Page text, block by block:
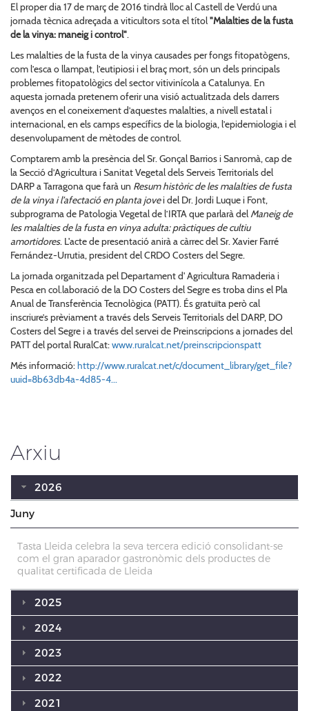
El proper dia 17 de març de 2016 tindrà lloc al Castell de Verdú una
jornada tècnica adreçada a viticultors sota el títol"Malalties de la fusta
de la vinya: maneig i control".
Les malalties de la fusta de la vinya causades per fongs fitopatògens,
com l’esca o llampat, l’eutipiosi i el braç mort, són un dels principals
problemes fitopatològics del sector vitivinícola a Catalunya. En
aquesta jornada pretenem oferir una visió actualitzada dels darrers
avenços en el coneixement d’aquestes malalties, a nivell estatal i
internacional, en els camps específics de la biologia, l’epidemiologia i el
desenvolupament de mètodes de control.
Comptarem amb la presència del Sr. Gonçal Barrios i Sanromà, cap de
la Secció d’Agricultura i Sanitat Vegetal dels Serveis Territorials del
DARP a Tarragona que farà un Resum històric de les malalties de fusta
de la vinya i l’afectació en planta jovei del Dr. Jordi Luque i Font,
subprograma de Patologia Vegetal de l’IRTA que parlarà delManeig de
les malalties de la fusta en vinya adulta: pràctiques de cultiu
amortidores. L'acte de presentació anirà a càrrec del Sr. Xavier Farré
Fernández-Urrutia, president del CRDO Costers del Segre.
La jornada organitzada pel Departament d' Agricultura Ramaderia i
Pesca en col.laboració de la DO Costers del Segre es troba dins el Pla
Anual de Transferència Tecnològica (PATT). És gratuïta però cal
inscriure’s prèviament a través dels Serveis Territorials del DARP, DO
Costers del Segre i a través del servei de Preinscripcions a jornades del
PATT del portal RuralCat:www.ruralcat.net/preinscripcionspatt
Més informació:http://www.ruralcat.net/c/document_library/get_file?
uuid=8b63db4a-4d85-4...
Arxiu
2026
Juny
Tasta Lleida celebra la seva tercera edició consolidant-se
com el gran aparador gastronòmic dels productes de
qualitat certificada de Lleida
2025
2024
2023
2022
2021